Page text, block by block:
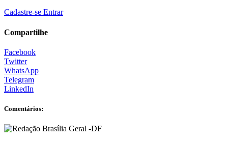
Cadastre-se Entrar
Compartilhe
Facebook
Twitter
WhatsApp
Telegram
LinkedIn
Comentários: